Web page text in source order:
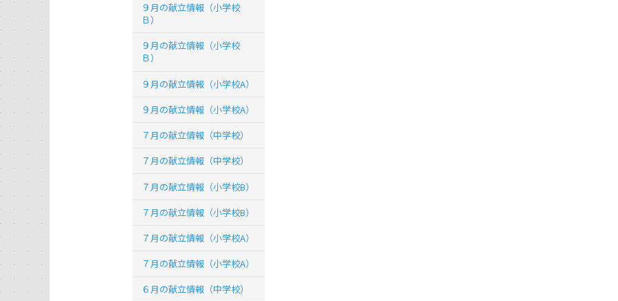
９月の献立情報（小学校
Ｂ）
９月の献立情報（小学校
Ｂ）
９月の献立情報（小学校A）
９月の献立情報（小学校A）
７月の献立情報（中学校）
７月の献立情報（中学校）
７月の献立情報（小学校B）
７月の献立情報（小学校B）
７月の献立情報（小学校A）
７月の献立情報（小学校A）
６月の献立情報（中学校）